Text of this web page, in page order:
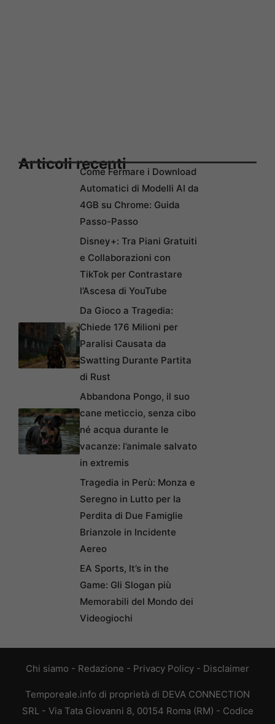
Articoli recentiCome Fermare i Download
Automatici di Modelli AI da
4GB su Chrome: Guida
Passo-Passo
Disney+: Tra Piani Gratuiti
e Collaborazioni con
TikTok per Contrastare
l’Ascesa di YouTube
Da Gioco a Tragedia:
Chiede 176 Milioni per
Paralisi Causata da
Swatting Durante Partita
di Rust
Abbandona Pongo, il suo
cane meticcio, senza cibo
né acqua durante le
vacanze: l’animale salvato
in extremis
Tragedia in Perù: Monza e
Seregno in Lutto per la
Perdita di Due Famiglie
Brianzole in Incidente
Aereo
EA Sports, It’s in the
Game: Gli Slogan più
Memorabili del Mondo dei
Videogiochi
Chi siamo - Redazione - Privacy Policy - Disclaimer
Temporeale.info di proprietà di DEVA CONNECTION
SRL - Via Tata Giovanni 8, 00154 Roma (RM) - Codice